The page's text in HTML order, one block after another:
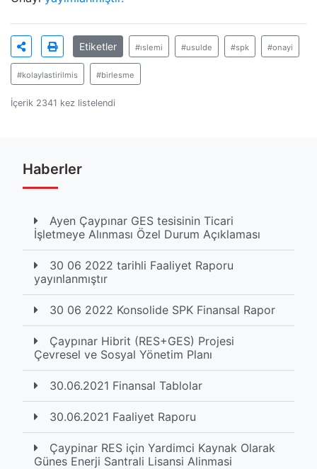
Etiketler #ıslemi #usulde #spk #onayi
#kolaylastirilmis #birlesme
İçerik 2341 kez listelendi
Haberler
Ayen Çaypınar GES tesisinin Ticari
İşletmeye Alınması Özel Durum Açıklaması
30 06 2022 tarihli Faaliyet Raporu
yayınlanmıştır
30 06 2022 Konsolide SPK Finansal Rapor
Çaypınar Hibrit (RES+GES) Projesi
Çevresel ve Sosyal Yönetim Planı
30.06.2021 Finansal Tablolar
30.06.2021 Faaliyet Raporu
Çaypinar RES için Yardimci Kaynak Olarak
Günes Enerji Santrali Lisansi Alinmasi